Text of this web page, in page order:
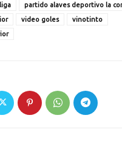
partido alaves deportivo la
video goles
vinotinto